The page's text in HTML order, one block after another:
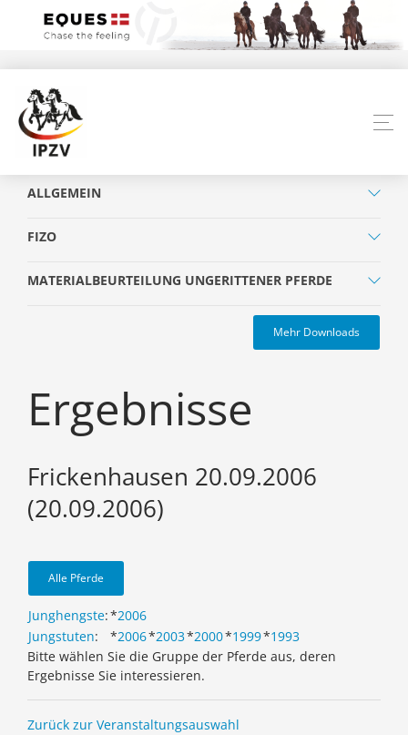
ALLGEMEIN
FIZO
MATERIALBEURTEILUNG UNGERITTENER PFERDE
Mehr Downloads
Ergebnisse
Frickenhausen 20.09.2006
(20.09.2006)
Alle Pferde
Junghengste:*2006
Jungstuten: *2006*2003*2000*1999*1993
Bitte wählen Sie die Gruppe der Pferde aus, deren
Ergebnisse Sie interessieren.
Zurück zur Veranstaltungsauswahl